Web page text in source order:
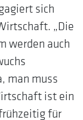
sich
„Die
werden auch
man muss
ist ein
für